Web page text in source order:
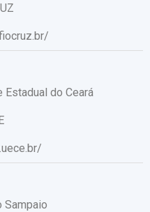
Estadual do Ceará
Sampaio